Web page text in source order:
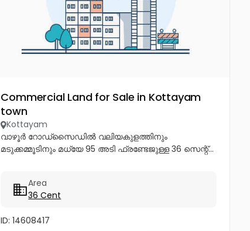
Commercial Land for Sale in Kottayam
town
Kottayam
വാഴൂർ റോഡ്സൈഡിൽ വലിയകുളത്തിനും
മടുക്കമ്മൂടിനും മധ്യേ 95 അടി ഫ്രണ്ടേജുള്ള 36 സെന്റ്...
Area
36 Cent
ID: 14608417